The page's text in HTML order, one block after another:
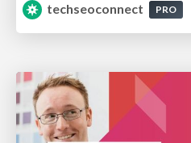
techseoconnect
PRO